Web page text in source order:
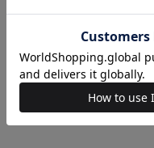
ノータイでの着用を
なので、すっきりと
イズと比べてすっき